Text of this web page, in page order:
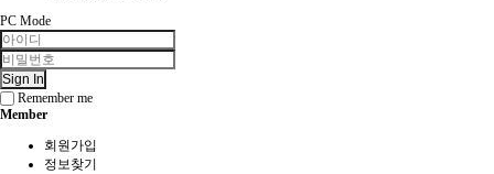
PC Mode
Sign In
Remember me
Member
회원가입
정보찾기